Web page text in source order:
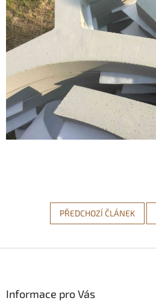
PŘEDCHOZÍ ČLÁNEK
Informace pro Vás